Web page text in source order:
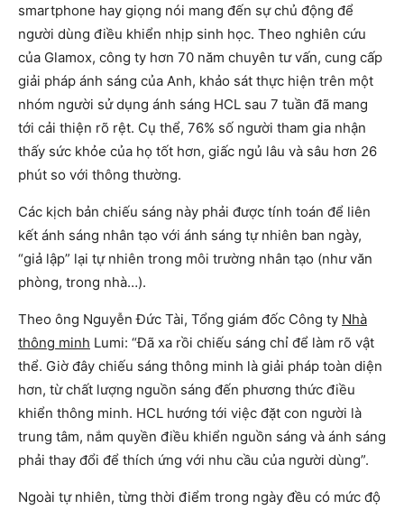
smartphone hay giọng nói mang đến sự chủ động để
người dùng điều khiển nhịp sinh học. Theo nghiên cứu
của Glamox, công ty hơn 70 năm chuyên tư vấn, cung cấp
giải pháp ánh sáng của Anh, khảo sát thực hiện trên một
nhóm người sử dụng ánh sáng HCL sau 7 tuần đã mang
tới cải thiện rõ rệt. Cụ thể, 76% số người tham gia nhận
thấy sức khỏe của họ tốt hơn, giấc ngủ lâu và sâu hơn 26
phút so với thông thường.
Các kịch bản chiếu sáng này phải được tính toán để liên
kết ánh sáng nhân tạo với ánh sáng tự nhiên ban ngày,
“giả lập” lại tự nhiên trong môi trường nhân tạo (như văn
phòng, trong nhà…).
Theo ông Nguyễn Đức Tài, Tổng giám đốc Công ty Nhà
thông minh Lumi: “Đã xa rồi chiếu sáng chỉ để làm rõ vật
thể. Giờ đây chiếu sáng thông minh là giải pháp toàn diện
hơn, từ chất lượng nguồn sáng đến phương thức điều
khiển thông minh. HCL hướng tới việc đặt con người là
trung tâm, nắm quyền điều khiển nguồn sáng và ánh sáng
phải thay đổi để thích ứng với nhu cầu của người dùng”.
Ngoài tự nhiên, từng thời điểm trong ngày đều có mức độ